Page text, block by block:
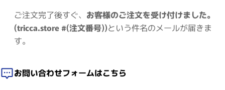
ご注文完了後すぐ、 お客様のご注文を受け付けました。
(tricca.store #(注文番号))という件名のメールが届きま
す。
お問い合わせフォームはこちら